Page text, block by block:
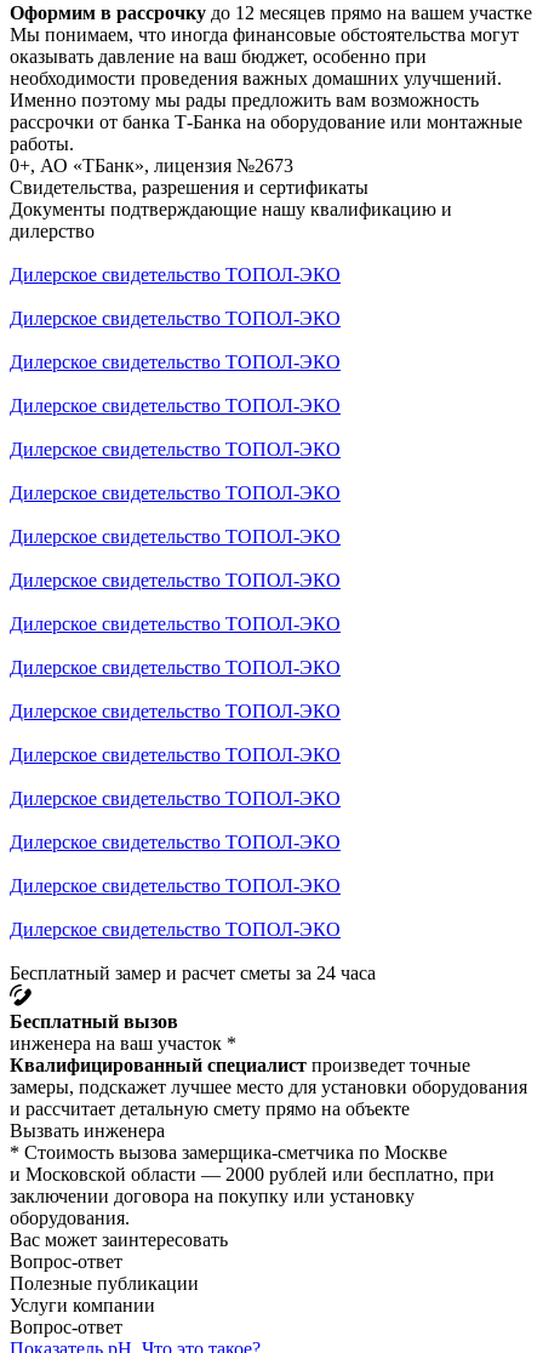
Оформим в рассрочку до 12 месяцев прямо на вашем участке
Мы понимаем, что иногда финансовые обстоятельства могут
оказывать давление на ваш бюджет, особенно при
необходимости проведения важных домашних улучшений.
Именно поэтому мы рады предложить вам возможность
рассрочки от банка Т-Банка на оборудование или монтажные
работы.
0+, АО «ТБанк», лицензия №2673
Свидетельства, разрешения и сертификаты
Документы подтверждающие нашу квалификацию и
дилерство
Дилерское свидетельство ТОПОЛ-ЭКО
Дилерское свидетельство ТОПОЛ-ЭКО
Дилерское свидетельство ТОПОЛ-ЭКО
Дилерское свидетельство ТОПОЛ-ЭКО
Дилерское свидетельство ТОПОЛ-ЭКО
Дилерское свидетельство ТОПОЛ-ЭКО
Дилерское свидетельство ТОПОЛ-ЭКО
Дилерское свидетельство ТОПОЛ-ЭКО
Дилерское свидетельство ТОПОЛ-ЭКО
Дилерское свидетельство ТОПОЛ-ЭКО
Дилерское свидетельство ТОПОЛ-ЭКО
Дилерское свидетельство ТОПОЛ-ЭКО
Дилерское свидетельство ТОПОЛ-ЭКО
Дилерское свидетельство ТОПОЛ-ЭКО
Дилерское свидетельство ТОПОЛ-ЭКО
Дилерское свидетельство ТОПОЛ-ЭКО
Бесплатный замер и расчет сметы за 24 часа
Бесплатный вызов
инженера на ваш участок *
Квалифицированный специалист произведет точные
замеры, подскажет лучшее место для установки оборудования
и рассчитает детальную смету прямо на объекте
Вызвать инженера
* Стоимость вызова замерщика-сметчика по Москве
и Московской области — 2000 рублей или бесплатно, при
заключении договора на покупку или установку
оборудования.
Вас может заинтересовать
Вопрос-ответ
Полезные публикации
Услуги компании
Вопрос-ответ
Показатель рН. Что это такое?